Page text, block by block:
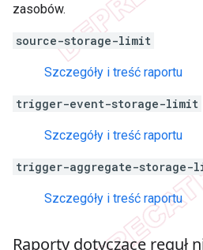
zasobów.
source-storage-limit
Szczegóły i treść raportu
trigger-event-storage-limit
Szczegóły i treść raportu
trigger-aggregate-storage-
Szczegóły i treść raportu
Raporty dotyczące reguł